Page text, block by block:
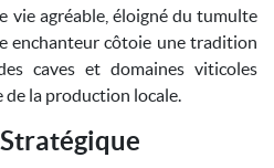
vie agréable, éloigné du tumulte
enchanteur côtoie une tradition
caves et domaines viticoles
de la production locale.